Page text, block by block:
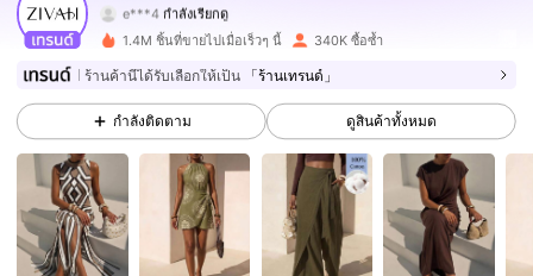
4.76 761K ผู้ติดตาม
4.76 761K ผู้ติดตาม
4.76 761K ผู้ติดตาม
4.76 761K ผู้ติดตาม
1.4M ชิ้นที่ขายไปเมื่อเร็วๆ นี้ 340K ซื้อซ้ำ
ร้านค้านี้ได้รับเลือกให้เป็น 「ร้านเทรนด์」
กำลังติดตาม ดูสินค้าทั้งหมด